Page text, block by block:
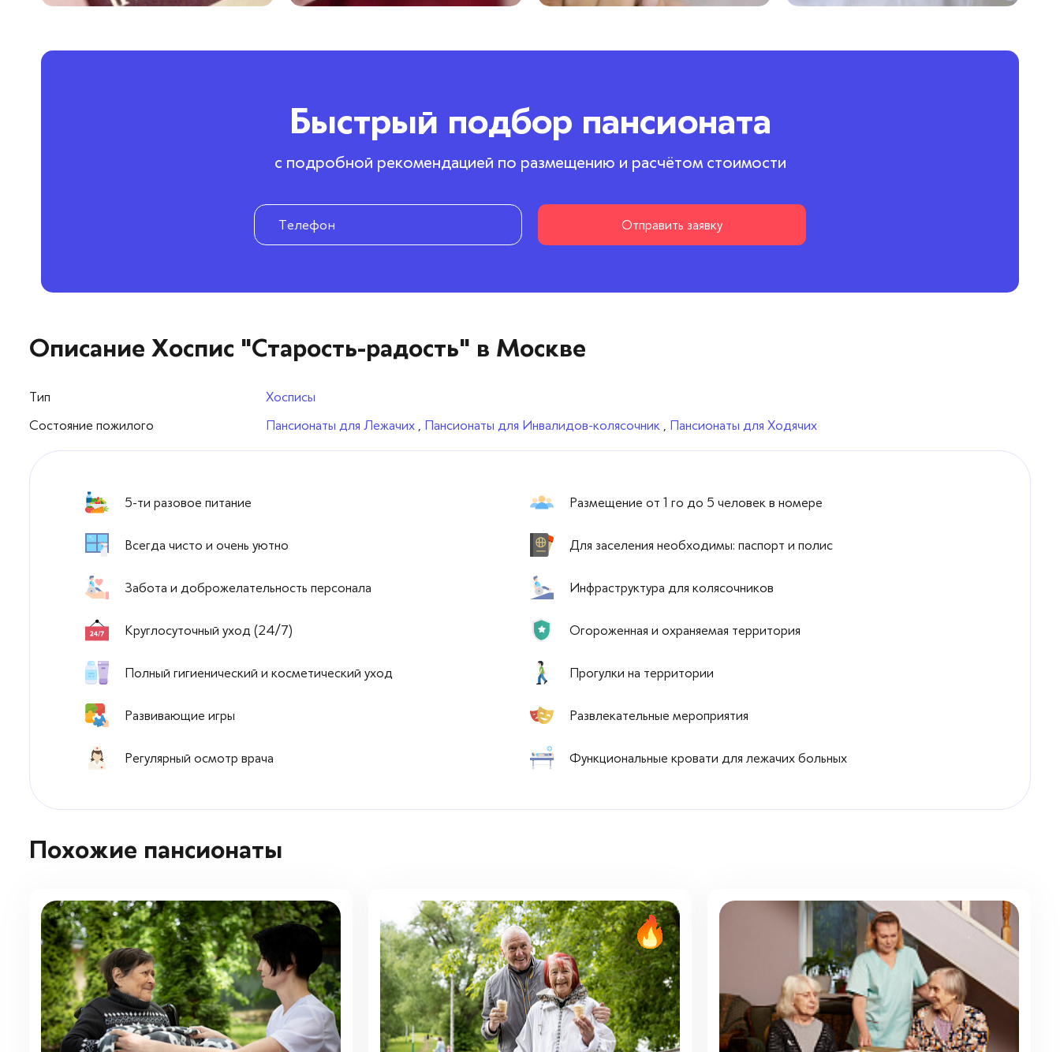
Быстрый подбор пансионата
с подробной рекомендацией по размещению и расчётом стоимости
Отправить заявку
Описание Хоспис "Старость-радость" в Москве
Тип
Хосписы
Cостояние пожилого
Пансионаты для Лежачих Пансионаты для Инвалидов-колясочник Пансионаты для Ходячих
5-ти разовое питание Размещение от 1 го до 5 человек в номере
Всегда чисто и очень уютно Для заселения необходимы: паспорт и полис
Забота и доброжелательность персонала Инфраструктура для колясочников
Круглосуточный уход (24/7) Огороженная и охраняемая территория
Полный гигиенический и косметический уход Прогулки на территории
Развивающие игры Развлекательные мероприятия
Регулярный осмотр врача Функциональные кровати для лежачих больных
Похожие пансионаты